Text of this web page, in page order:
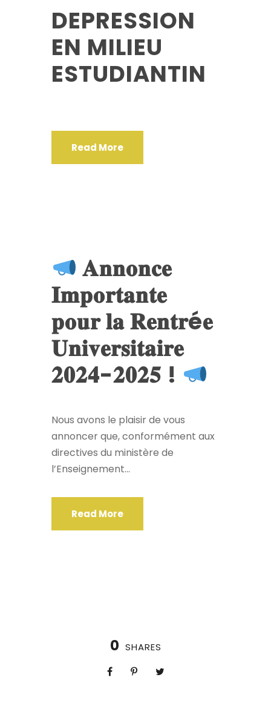
DEPRESSION
EN MILIEU
ESTUDIANTIN
Read More
𝐀𝐧𝐧𝐨𝐧𝐜𝐞
𝐈𝐦𝐩𝐨𝐫𝐭𝐚𝐧𝐭𝐞
𝐩𝐨𝐮𝐫 𝐥𝐚 𝐑𝐞𝐧𝐭𝐫é𝐞
𝐔𝐧𝐢𝐯𝐞𝐫𝐬𝐢𝐭𝐚𝐢𝐫𝐞
𝟐𝟎𝟐𝟒-𝟐𝟎𝟐𝟓 !
Nous avons le plaisir de vous
annoncer que, conformément aux
directives du ministère de
l’Enseignement...
Read More
0 SHARES